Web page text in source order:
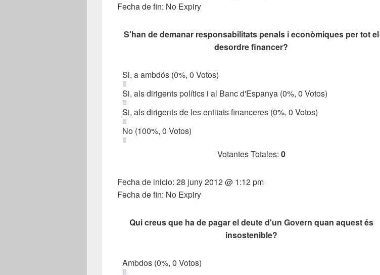
Fecha de fin: No Expiry
S'han de demanar responsabilitats penals i econòmiques per tot el
desordre financer?
Si, a ambdós (0%, 0 Votos)
Si, als dirigents polítics i al Banc d'Espanya (0%, 0 Votos)
Si, als dirigents de les entitats financeres (0%, 0 Votos)
No (100%, 0 Votos)
Votantes Totales: 0
Fecha de inicio: 28 juny 2012 @ 1:12 pm
Fecha de fin: No Expiry
Qui creus que ha de pagar el deute d'un Govern quan aquest és
insostenible?
Ambdos (0%, 0 Votos)